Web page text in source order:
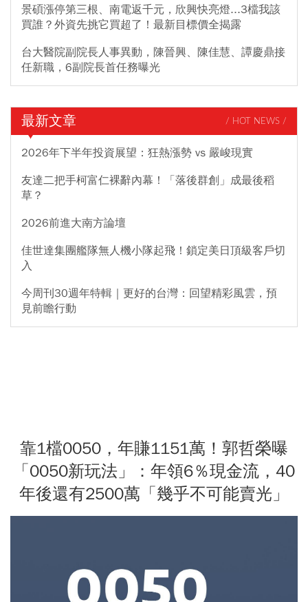
景碩漲停第三根、南電返千元，欣興快亮燈...3檔我該
買誰？外資先挑它買超了！最新目標價全揭露
台大醫院副院長人事異動，陳晉興、陳佳慧、譚慶鼎接
任新職，6副院長首任務曝光
最新文章 / HOT NEWS /
2026年下半年投資展望：狂熱漲勢 vs 嚴峻現實
友達二把手柯富仁裸辭內幕！「落後群創」成最後稻
草？
2026前進大南方論壇
佳世達集團艦隊無人機小隊起飛！鎖定美日頂級客戶切
入
今周刊30週年特輯｜更好的台灣：回望精彩風雲，預
見前瞻行動
靠1檔0050，年賺1151萬！郭哲榮曝
「0050新玩法」：年領6％現金流，40
年後還有2500萬「幾乎不可能賣光」